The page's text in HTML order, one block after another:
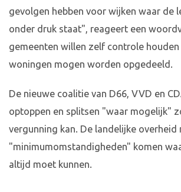
gevolgen hebben voor wijken waar de
onder druk staat", reageert een
gemeenten willen zelf controle
woningen mogen worden opgedeeld.
De nieuwe coalitie van D66, VVD en
optoppen en splitsen "waar mogelijk"
vergunning kan. De landelijke overheid
"minimumomstandigheden" komen
altijd moet kunnen.